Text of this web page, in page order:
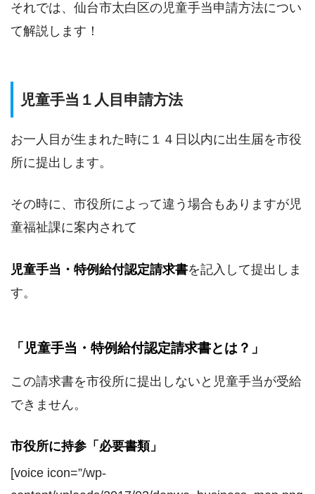
それでは、仙台市太白区の児童手当申請方法につい
て解説します！
児童手当１人目申請方法
お一人目が生まれた時に１４日以内に出生届を市役
所に提出します。
その時に、市役所によって違う場合もありますが児
童福祉課に案内されて
児童手当・特例給付認定請求書を記入して提出しま
す。
「児童手当・特例給付認定請求書とは？」
この請求書を市役所に提出しないと児童手当が受給
できません。
市役所に持参「必要書類」
[voice icon=”/wp-